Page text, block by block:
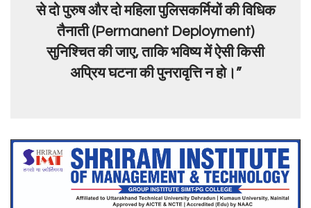
से दो पुरुष और दो महिला पुलिसकर्मियों की विधिक
तैनाती (Permanent Deployment)
सुनिश्चित की जाए, ताकि भविष्य में ऐसी किसी
अप्रिय घटना की पुनरावृत्ति न हो।”